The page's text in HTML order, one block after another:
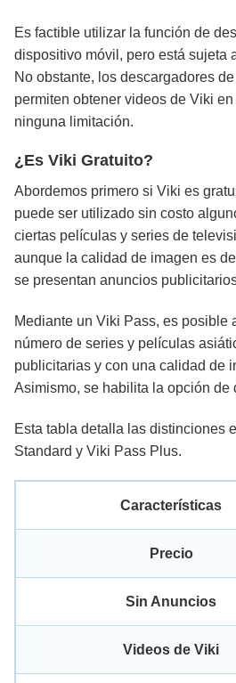
Es factible utilizar la función de
dispositivo móvil, pero está sujeta
No obstante, los descargadores
permiten obtener videos de Viki
ninguna limitación.
¿Es Viki Gratuito?
Abordemos primero si Viki es
puede ser utilizado sin costo
ciertas películas y series de
aunque la calidad de imagen es
se presentan anuncios
Mediante un Viki Pass, es posible
número de series y películas
publicitarias y con una calidad de
Asimismo, se habilita la opción de
Esta tabla detalla las distinciones
Standard y Viki Pass Plus.
Características
Precio
Sin Anuncios
Videos de Viki